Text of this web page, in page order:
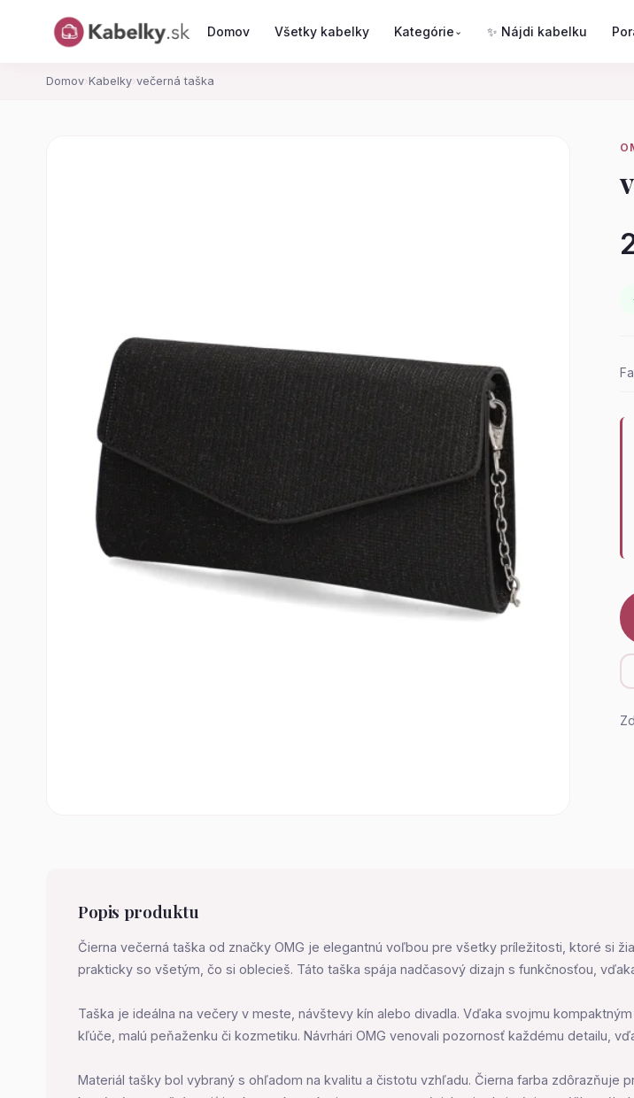
Domov Všetky kabelky Kategórie ⌄ ✨ Nájdi kabelku
Domov› Kabelky›večerná taška
Popis produktu
Čierna večerná taška od značky OMG je elegantnú voľbou pre všetky príležitosti, ktoré si
prakticky so všetým, čo si oblecieš. Táto taška spája nadčasový dizajn s funkčnosťou,
Taška je ideálna na večery v meste, návštevy kín alebo divadla. Vďaka svojmu
kľúče, malú peňaženku či kozmetiku. Návrhári OMG venovali pozornosť každému detailu,
Materiál tašky bol vybraný s ohľadom na kvalitu a čistotu vzhľadu. Čierna farba zdôrazňuje